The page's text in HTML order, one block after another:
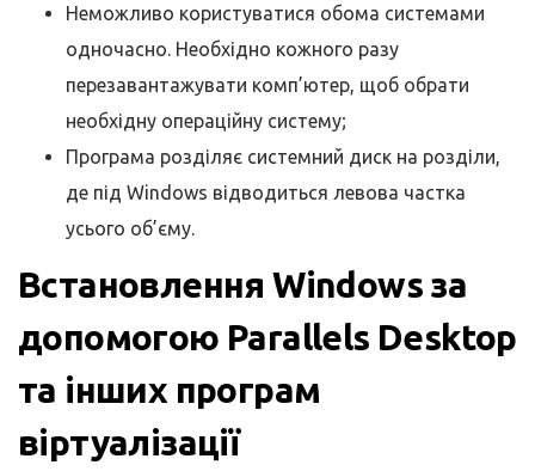
Неможливо користуватися обома системами
одночасно. Необхідно кожного разу
перезавантажувати комп’ютер, щоб обрати
необхідну операційну систему;
Програма розділяє системний диск на розділи,
де під Windows відводиться левова частка
усього об’єму.
Встановлення Windows за
допомогою Parallels Desktop
та інших програм
віртуалізації